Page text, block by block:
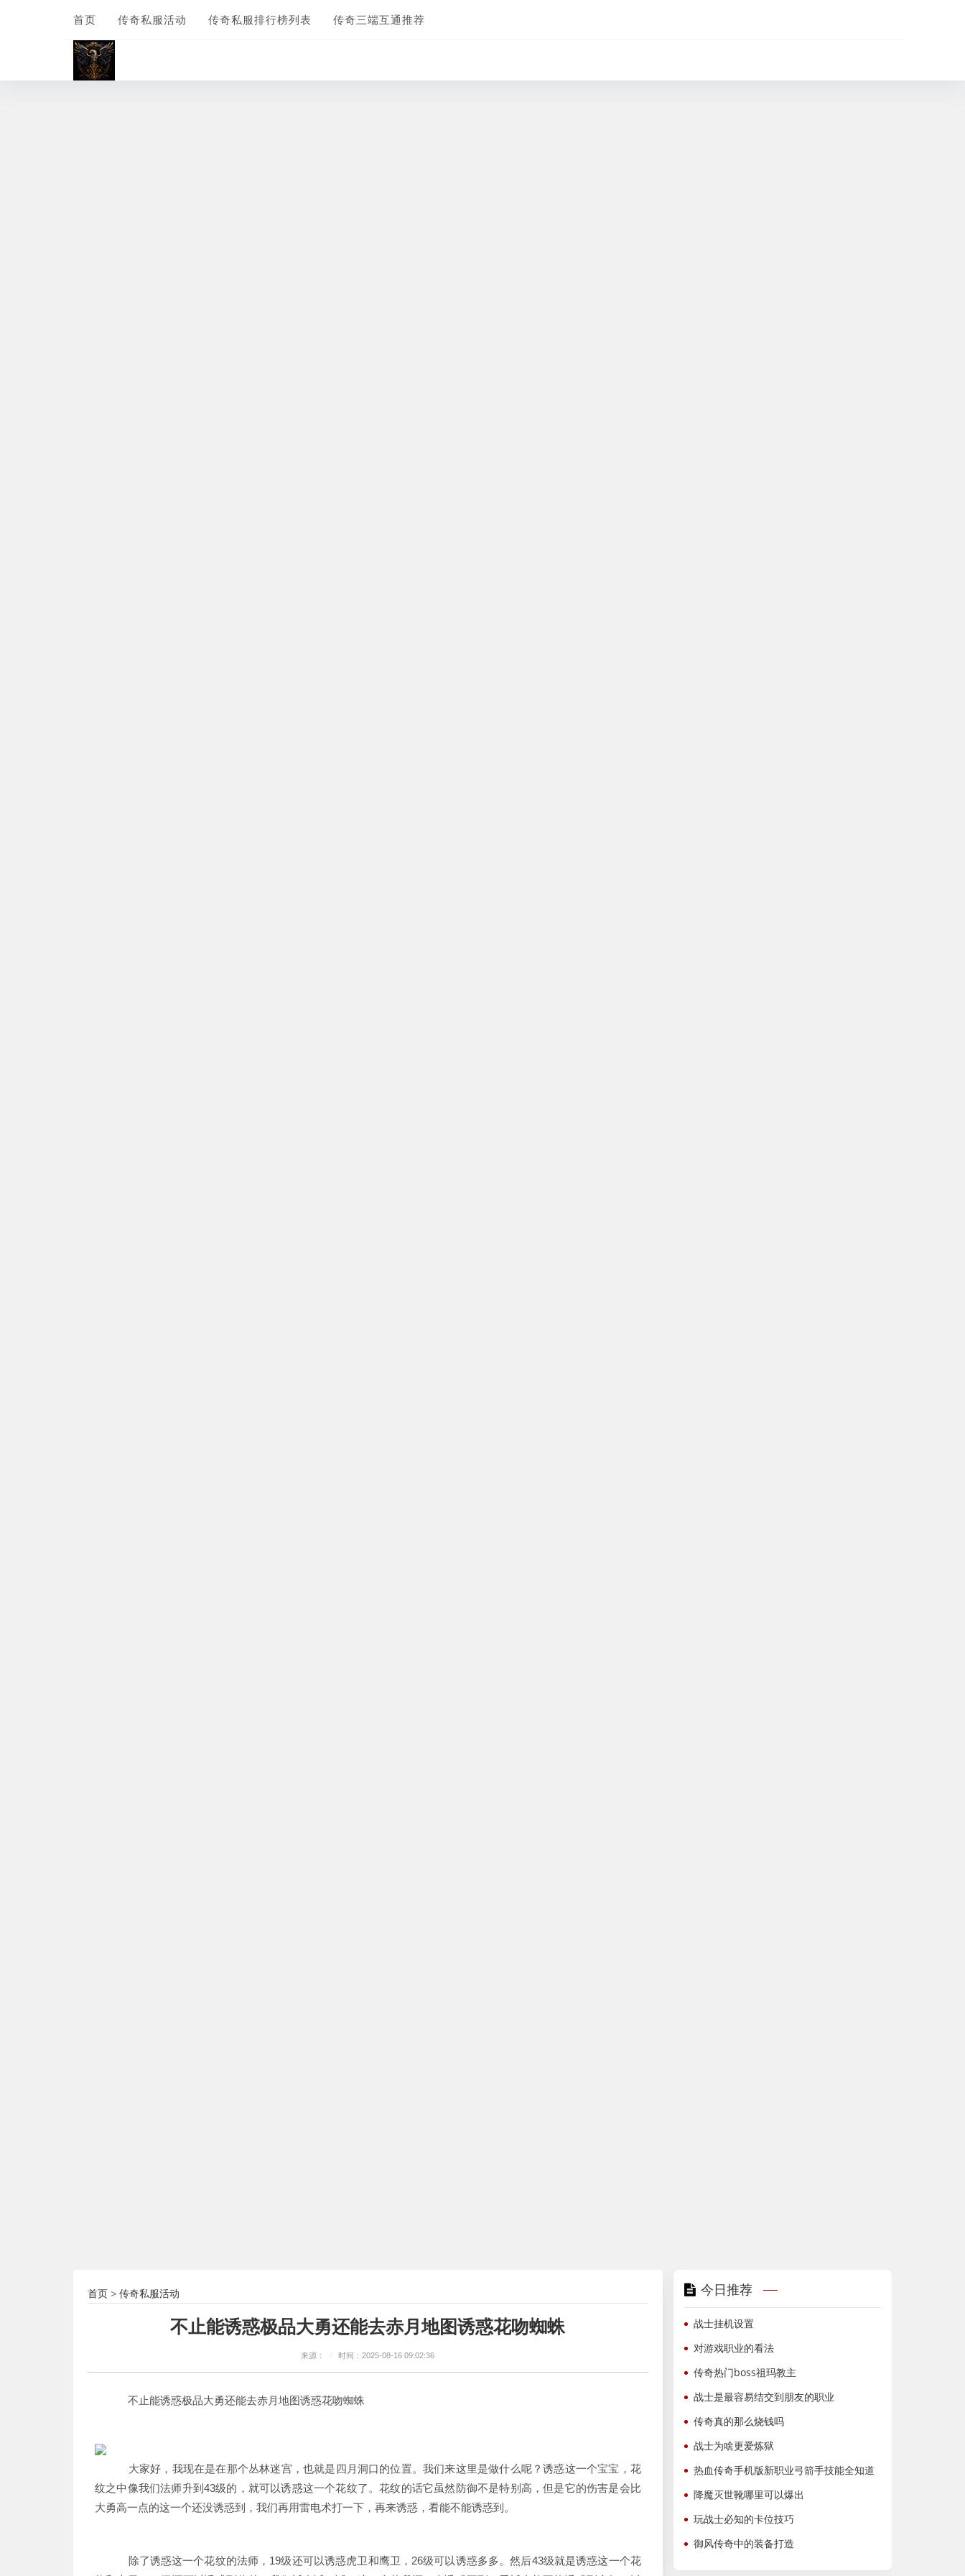
首页 传奇私服活动 传奇私服排行榜列表 传奇三端互通推荐
首页 > 传奇私服活动
不止能诱惑极品大勇还能去赤月地图诱惑花吻蜘蛛
来源： / 时间：2025-08-16 09:02:36
不止能诱惑极品大勇还能去赤月地图诱惑花吻蜘蛛
大家好，我现在是在那个丛林迷宫，也就是四月洞口的位置。我们来这里是做什么呢？诱惑这一个宝宝，花
纹之中像我们法师升到43级的，就可以诱惑这一个花纹了。花纹的话它虽然防御不是特别高，但是它的伤害是会比
大勇高一点的这一个还没诱惑到，我们再用雷电术打一下，再来诱惑，看能不能诱惑到。
除了诱惑这一个花纹的法师，19级还可以诱惑虎卫和鹰卫，26级可以诱惑多多。然后43级就是诱惑这一个花
今日推荐
战士挂机设置
对游戏职业的看法
传奇热门boss祖玛教主
战士是最容易结交到朋友的职业
传奇真的那么烧钱吗
战士为啥更爱炼狱
热血传奇手机版新职业弓箭手技能全知道
降魔灭世靴哪里可以爆出
玩战士必知的卡位技巧
御风传奇中的装备打造